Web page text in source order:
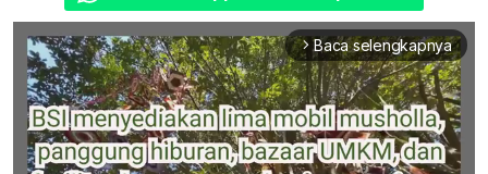
arrow_forward_ios Baca selengkapnya